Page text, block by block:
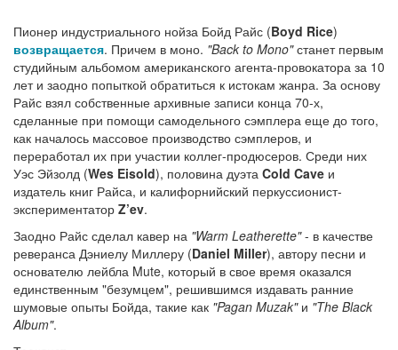
Пионер индустриального нойза Бойд Райс (Boyd Rice)
возвращается. Причем в моно. "Back to Mono"станет первым
студийным альбомом американского агента-провокатора за 10
лет и заодно попыткой обратиться к истокам жанра. За основу
Райс взял собственные архивные записи конца 70-х,
сделанные при помощи самодельного сэмплера еще до того,
как началось массовое производство сэмплеров, и
переработал их при участии коллег-продюсеров. Среди них
Уэс Эйзолд (Wes Eisold), половина дуэта Cold Cave и
издатель книг Райса, и калифорнийский перкуссионист-
экспериментатор Z’ev.
Заодно Райс сделал кавер на "Warm Leatherette"- в качестве
реверанса Дэниелу Миллеру (Daniel Miller), автору песни и
основателю лейбла Mute, который в свое время оказался
единственным "безумцем", решившимся издавать ранние
шумовые опыты Бойда, такие как "Pagan Muzak"и "The Black
Album".